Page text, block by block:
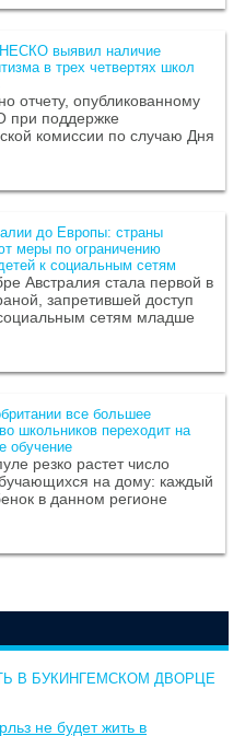
выявил наличие
в трех четвертях школ
отчету, опубликованному
поддержке
комиссии по случаю Дня
до Европы: страны
меры по ограничению
к социальным сетям
Австралия стала первой в
запретившей доступ
сетям младше
все большее
школьников переходит на
обучение
резко растет число
на дому: каждый
в данном регионе
В БУКИНГЕМСКОМ ДВОРЦЕ
не будет жить в